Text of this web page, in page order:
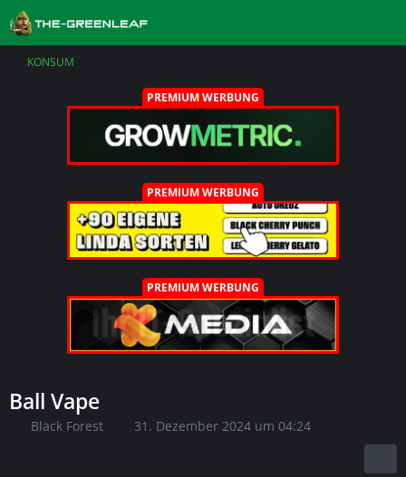
KONSUM
PREMIUM WERBUNG
PREMIUM WERBUNG
PREMIUM WERBUNG
Ball Vape
Black Forest 31. Dezember 2024 um 04:24